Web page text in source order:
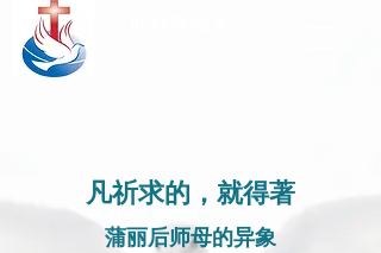
凡祈求的，就得著
蒲丽后师母的异象